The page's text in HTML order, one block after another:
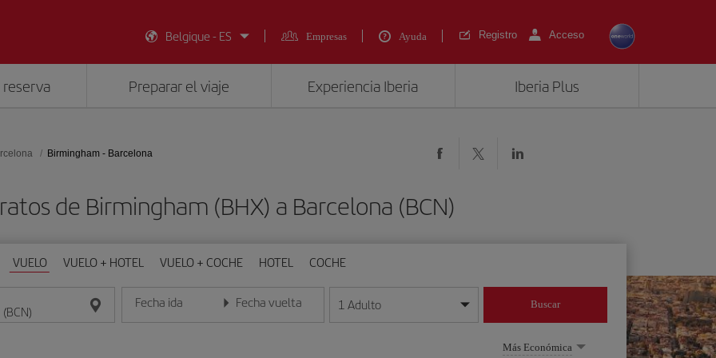
Belgique - ES Empresas Ayuda Registro Acceso
Preparar el viaje Experiencia Iberia Iberia Plus
Birmingham - Barcelona
de Birmingham (BHX) a Barcelona (BCN)
VUELO VUELO + HOTEL VUELO + COCHE HOTEL COCHE
Fecha ida
Introduce la fecha en formato día/mes/año
Fecha vuelta
Introduce la fecha en formato día/mes/año
1 Adulto Buscar
Más Económica